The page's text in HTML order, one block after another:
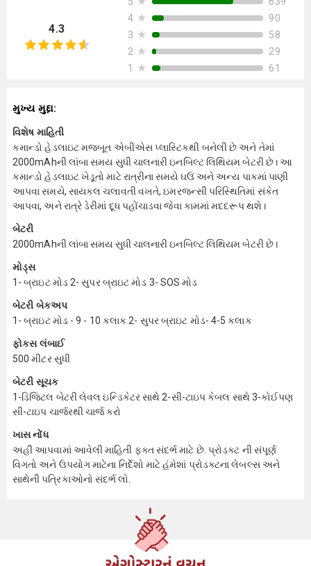
4.3
4 ★
90
3 ★
58
2 ★
29
1
★ 61
મુખ્ય મુદ્દા:
વિશેષ માહિતી
કમાન્ડો હેડલાઇટ મજબૂત એબીએસ પ્લાસ્ટિકથી બનેલી છે અને તેમાં
2000mAhની લાંબા સમય સુધી ચાલનારી ઇનબિલ્ટ લિથિયમ બેટરી છે। આ
કમાન્ડો હેડલાઇટ ખેડૂતો માટે રાત્રીના સમયે ઘઉં અને અન્ય પાકમાં પાણી
આપવા સમયે, સાયકલ ચલાવતી વખતે, ઇમરજન્સી પરિસ્થિતિમાં સંકેત
આપવા, અને રાત્રે ડેરીમાં દૂધ પહોંચાડવા જેવા કામમાં મદદરૂપ થશે।
બેટરી
2000mAhની લાંબા સમય સુધી ચાલનારી ઇનબિલ્ટ લિથિયમ બેટરી છે।
મોડ્સ
1- બ્રાઇટ મોડ 2- સુપર બ્રાઇટ મોડ 3- SOS મોડ
બેટરી બેકઅપ
1- બ્રાઇટ મોડ - 9 - 10 કલાક 2- સુપર બ્રાઇટ મોડ- 4-5 કલાક
ફોકસ લંબાઈ
500 મીટર સુધી
બેટરી સૂચક
1-ડિજિટલ બેટરી લેવલ ઇન્ડિકેટર સાથે 2-સી-ટાઇપ કેબલ સાથે 3-કોઈપણ
સી-ટાઇપ ચાર્જરથી ચાર્જ કરો
ખાસ નોંધ
અહીં આપવામાં આવેલી માહિતી ફક્ત સંદર્ભ માટે છે. પ્રોડક્ટ ની સંપૂર્ણ
વિગતો અને ઉપયોગ માટેના નિર્દેશો માટે હંમેશાં પ્રોડક્ટના લેબલ્સ અને
સાથેની પત્રિકાઓનો સંદર્ભ લો.